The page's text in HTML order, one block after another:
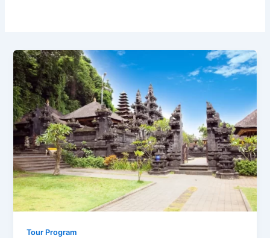
Tour Program